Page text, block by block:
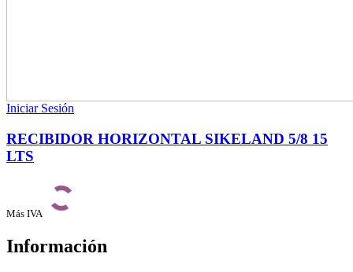
Iniciar Sesión
RECIBIDOR HORIZONTAL SIKELAND 5/8 15
LTS
Más IVA
Información